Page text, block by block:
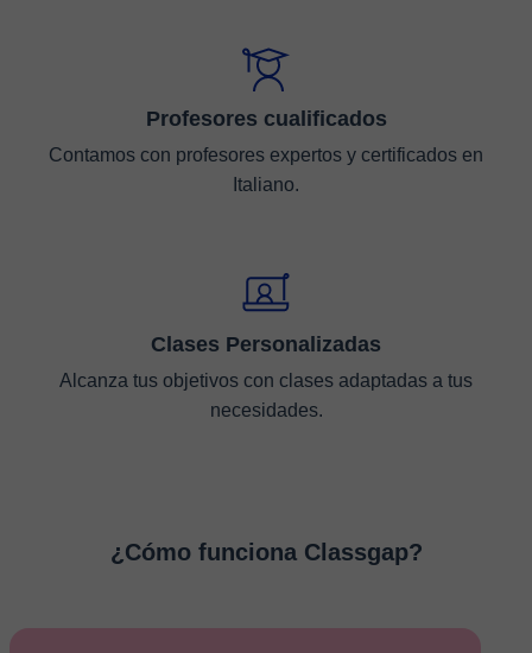
Profesores cualificados
Contamos con profesores expertos y certificados en
Italiano.
Clases Personalizadas
Alcanza tus objetivos con clases adaptadas a tus
necesidades.
¿Cómo funciona Classgap?